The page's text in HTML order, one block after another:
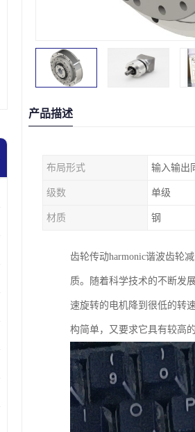
产品描述
布局形式 输入输出
级数 单级
材质 钢
齿轮传动harmonic谐波齿轮
质。随着科学技术的不断发
速旋转的电机降到很低的转
构简单，又要求它具有较高